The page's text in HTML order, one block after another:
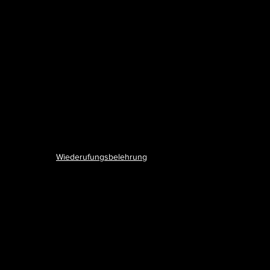
Wiederufungsbelehrung